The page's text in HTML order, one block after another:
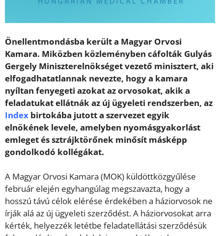
Önellentmondásba került a Magyar Orvosi
Kamara. Miközben közleményben cáfolták Gulyás
Gergely Miniszterelnökséget vezető minisztert, aki
elfogadhatatlannak nevezte, hogy a kamara
nyíltan fenyegeti azokat az orvosokat, akik a
feladatukat ellátnák az új ügyeleti rendszerben, az
Index birtokába jutott a szervezet egyik
elnökének levele, amelyben nyomásgyakorlást
emleget és sztrájktörőnek minősít másképp
gondolkodó kollégákat.
A Magyar Orvosi Kamara (MOK) küldöttközgyűlése
február elején egyhangúlag megszavazta, hogy a
hosszú távú célok elérése érdekében a háziorvosok ne
írják alá az új ügyeleti szerződést. A háziorvosokat arra
kérték, helyezzék letétbe feladatellátási szerződésük